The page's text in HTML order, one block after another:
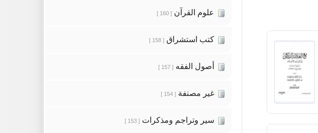
علوم القرآن [ 160 ]
كتب استشراق [ 158 ]
أصول الفقه [ 157 ]
غير مصنفة [ 154 ]
سير وتراجم ومذكرات [ 153 ]